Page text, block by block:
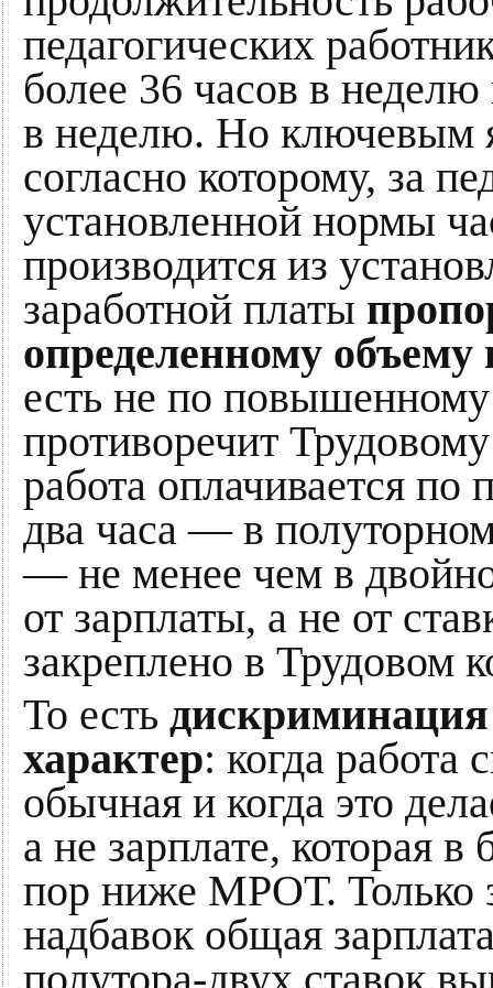
педагогических
более 36 часов в
в неделю. Но ключевым
согласно которому, за
установленной нормы
производится из
заработной платы
определенному объему
есть не по
противоречит
работа оплачивается
два часа — в
— не менее чем в
от зарплаты, а не от
закреплено в Трудовом
То есть
характер: когда работа
обычная и когда это
а не зарплате, которая
пор ниже МРОТ. Только
надбавок общая